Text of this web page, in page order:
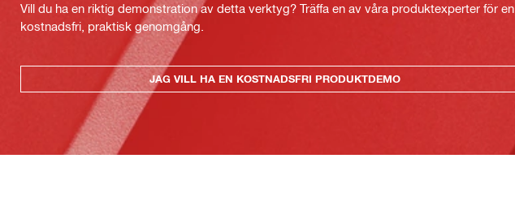
Vill du ha en riktig demonstration av detta verktyg? Träffa en av våra produktexperter för en
kostnadsfri, praktisk genomgång.
JAG VILL HA EN KOSTNADSFRI PRODUKTDEMO